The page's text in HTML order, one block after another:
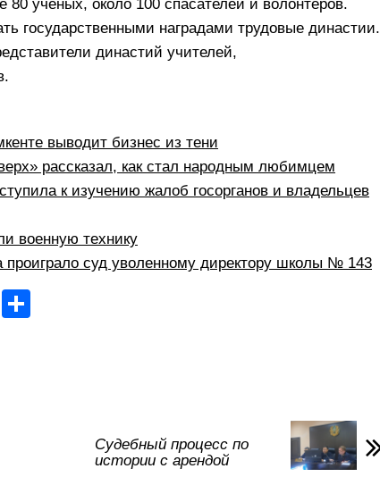
ученых, около 100 спасателей и волонтеров.
государственными наградами трудовые династии.
династий учителей,
выводит бизнес из тени
рассказал, как стал народным любимцем
к изучению жалоб госорганов и владельцев
военную технику
суд уволенному директору школы № 143
Vi
Судебный процесс по
истории с арендой